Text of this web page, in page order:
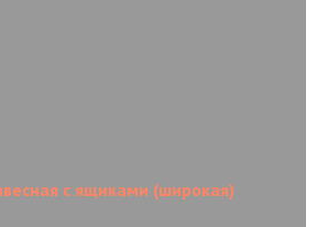
с ящиками (широкая)